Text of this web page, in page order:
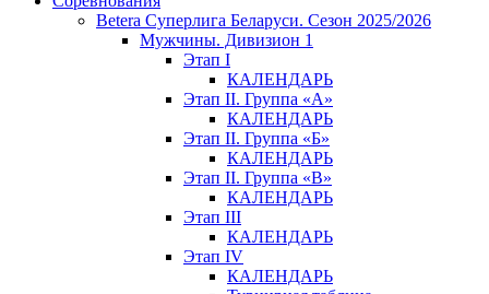
Betera Суперлига Беларуси. Сезон 2025/2026
Мужчины. Дивизион 1
Этап I
КАЛЕНДАРЬ
Этап II. Группа «А»
КАЛЕНДАРЬ
Этап II. Группа «Б»
КАЛЕНДАРЬ
Этап II. Группа «В»
КАЛЕНДАРЬ
Этап III
КАЛЕНДАРЬ
Этап IV
КАЛЕНДАРЬ